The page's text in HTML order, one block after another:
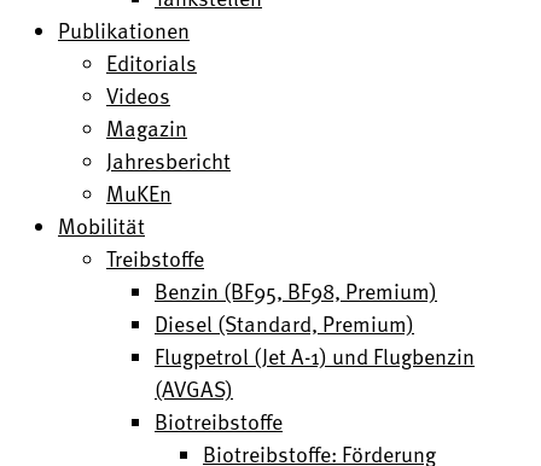
Publikationen
Editorials
Videos
Magazin
Jahresbericht
MuKEn
Mobilität
Treibstoffe
Benzin (BF95, BF98, Premium)
Diesel (Standard, Premium)
Flugpetrol (Jet A-1) und Flugbenzin
(AVGAS)
Biotreibstoffe
Biotreibstoffe: Förderung